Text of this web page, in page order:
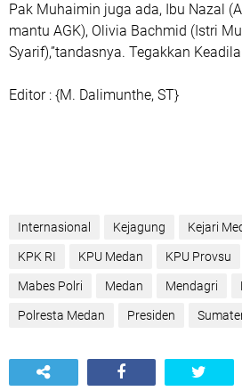
Pak Muhaimin juga ada, Ibu Nazal
mantu AGK), Olivia Bachmid (Istri
Syarif),”tandasnya. Tegakkan
Editor : {M. Dalimunthe, ST}
Internasional Kejagung Kejari
KPK RI KPU Medan KPU Provsu
Mabes Polri Medan Mendagri
Polresta Medan Presiden